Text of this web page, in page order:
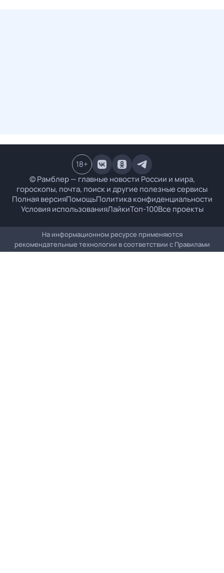
© Рамблер — главные новости России и мира,
гороскопы, почта, поиск и другие полезные сервисы
Полная версияПомощьПолитика конфиденциальности
Условия использованияЛайкиТоп-100Все проекты
18+
На информационном ресурсе применяются
рекомендательные технологии в соответствии с Правилами